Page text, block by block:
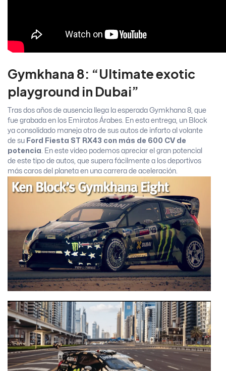
Gymkhana 8: “Ultimate exotic
playground in Dubai”
Tras dos años de ausencia llega la esperada Gymkhana 8, que
fue grabada en los Emiratos Árabes. En esta entrega, un Block
ya consolidado maneja otro de sus autos de infarto al volante
de su Ford Fiesta ST RX43 con más de 600 CV de
potencia . En este video podemos apreciar el gran potencial
de este tipo de autos, que supera fácilmente a los deportivos
más caros del planeta en una carrera de aceleración.